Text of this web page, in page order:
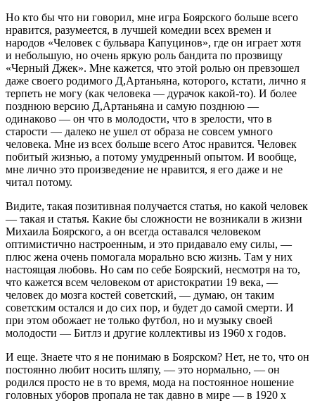
Но кто бы что ни говорил, мне игра Боярского больше всего
нравится, разумеется, в лучшей комедии всех времен и
народов «Человек с бульвара Капуцинов», где он играет хотя
и небольшую, но очень яркую роль бандита по прозвищу
«Черный Джек». Мне кажется, что этой ролью он превзошел
даже своего родимого Д,Артаньяна, которого, кстати, лично я
терпеть не могу (как человека — дурачок какой-то). И более
позднюю версию Д,Артаньяна и самую позднюю —
одинаково — он что в молодости, что в зрелости, что в
старости — далеко не ушел от образа не совсем умного
человека. Мне из всех больше всего Атос нравится. Человек
побитый жизнью, а потому умудренный опытом. И вообще,
мне лично это произведение не нравится, я его даже и не
читал потому.
Видите, такая позитивная получается статья, но какой человек
— такая и статья. Какие бы сложности не возникали в жизни
Михаила Боярского, а он всегда оставался человеком
оптимистично настроенным, и это придавало ему силы, —
плюс жена очень помогала морально всю жизнь. Там у них
настоящая любовь. Но сам по себе Боярский, несмотря на то,
что кажется всем человеком от аристократии 19 века, —
человек до мозга костей советский, — думаю, он таким
советским остался и до сих пор, и будет до самой смерти. И
при этом обожает не только футбол, но и музыку своей
молодости — Битлз и другие коллективы из 1960 х годов.
И еще. Знаете что я не понимаю в Боярском? Нет, не то, что он
постоянно любит носить шляпу, — это нормально, — он
родился просто не в то время, мода на постоянное ношение
головных уборов пропала не так давно в мире — в 1920 х